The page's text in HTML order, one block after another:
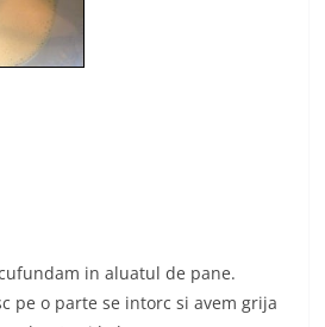
in aluatul de pane.
pe o parte se intorc si avem grija